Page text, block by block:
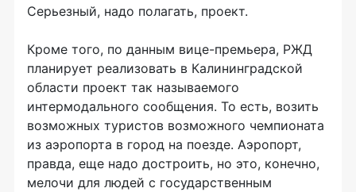
Серьезный, надо полагать, проект.
Кроме того, по данным вице-премьера, РЖД
планирует реализовать в Калининградской
области проект так называемого
интермодального сообщения. То есть, возить
возможных туристов возможного чемпионата
из аэропорта в город на поезде. Аэропорт,
правда, еще надо достроить, но это, конечно,
мелочи для людей с государственным